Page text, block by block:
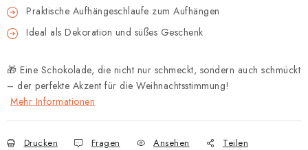
Praktische Aufhängeschlaufe zum Aufhängen
Ideal als Dekoration und süßes Geschenk
🎁 Eine Schokolade, die nicht nur schmeckt, sondern auch schmückt
– der perfekte Akzent für die Weihnachtsstimmung!
Mehr Informationen
Drucken Fragen Ansehen Teilen